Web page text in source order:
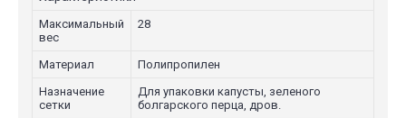
Максимальный
вес
28
Материал
Полипропилен
Назначение
сетки
Для упаковки капусты, зеленого
болгарского перца, дров.